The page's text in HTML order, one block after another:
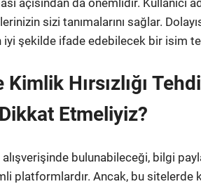
sizi tanımalarını sağlar.
iyi şekilde ifade edebilecek bir isim
Hırsızlığı
Etmeliyiz?
bulunabileceği, bilgi
platformlardır. Ancak, bu sitelerde